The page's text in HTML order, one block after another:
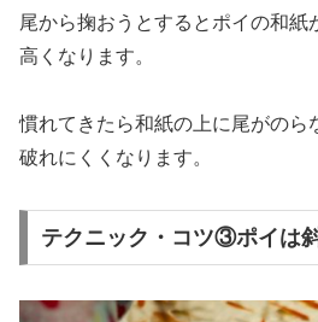
尾から掬おうとするとポイの和紙
高くなります。
慣れてきたら和紙の上に尾がのら
破れにくくなります。
テクニック・コツ③ポイは